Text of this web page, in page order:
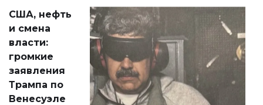
актуальных тем —
от слухов о
политических
реформах до
вопросов армии,
экономики и
личного здоровья.
США, нефть
и смена
власти:
громкие
заявления
Трампа по
Венесуэле